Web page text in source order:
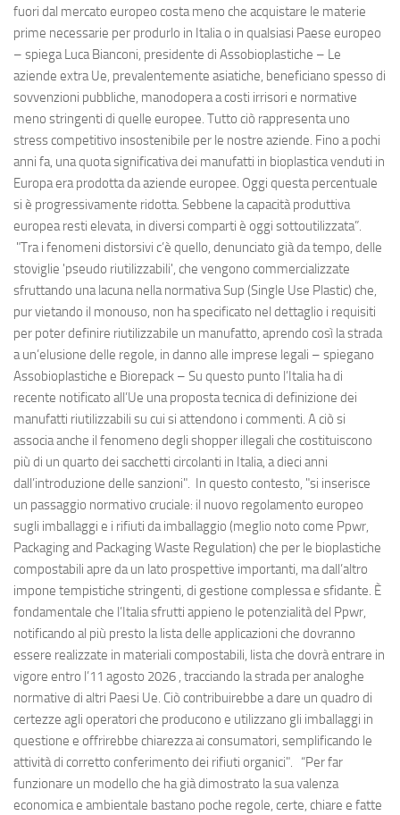
fuori dal mercato europeo costa meno che acquistare le materie
prime necessarie per produrlo in Italia o in qualsiasi Paese europeo
– spiega Luca Bianconi, presidente di Assobioplastiche – Le
aziende extra Ue, prevalentemente asiatiche, beneficiano spesso di
sovvenzioni pubbliche, manodopera a costi irrisori e normative
meno stringenti di quelle europee. Tutto ciò rappresenta uno
stress competitivo insostenibile per le nostre aziende. Fino a pochi
anni fa, una quota significativa dei manufatti in bioplastica venduti in
Europa era prodotta da aziende europee. Oggi questa percentuale
si è progressivamente ridotta. Sebbene la capacità produttiva
europea resti elevata, in diversi comparti è oggi sottoutilizzata”.
"Tra i fenomeni distorsivi c’è quello, denunciato già da tempo, delle
stoviglie 'pseudo riutilizzabili', che vengono commercializzate
sfruttando una lacuna nella normativa Sup (Single Use Plastic) che,
pur vietando il monouso, non ha specificato nel dettaglio i requisiti
per poter definire riutilizzabile un manufatto, aprendo così la strada
a un’elusione delle regole, in danno alle imprese legali – spiegano
Assobioplastiche e Biorepack – Su questo punto l’Italia ha di
recente notificato all’Ue una proposta tecnica di definizione dei
manufatti riutilizzabili su cui si attendono i commenti. A ciò si
associa anche il fenomeno degli shopper illegali che costituiscono
più di un quarto dei sacchetti circolanti in Italia, a dieci anni
dall’introduzione delle sanzioni". In questo contesto, "si inserisce
un passaggio normativo cruciale: il nuovo regolamento europeo
sugli imballaggi e i rifiuti da imballaggio (meglio noto come Ppwr,
Packaging and Packaging Waste Regulation) che per le bioplastiche
compostabili apre da un lato prospettive importanti, ma dall’altro
impone tempistiche stringenti, di gestione complessa e sfidante. È
fondamentale che l’Italia sfrutti appieno le potenzialità del Ppwr,
notificando al più presto la lista delle applicazioni che dovranno
essere realizzate in materiali compostabili, lista che dovrà entrare in
vigore entro l’11 agosto 2026 , tracciando la strada per analoghe
normative di altri Paesi Ue. Ciò contribuirebbe a dare un quadro di
certezze agli operatori che producono e utilizzano gli imballaggi in
questione e offrirebbe chiarezza ai consumatori, semplificando le
attività di corretto conferimento dei rifiuti organici". “Per far
funzionare un modello che ha già dimostrato la sua valenza
economica e ambientale bastano poche regole, certe, chiare e fatte